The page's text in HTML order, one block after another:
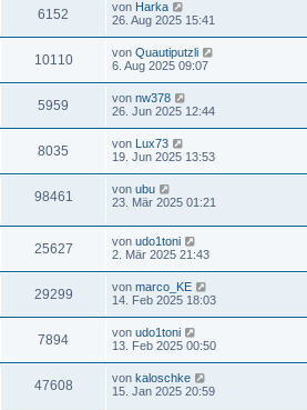
6152 von Harka
26. Aug 2025 15:41
10110 von Quautiputzli
6. Aug 2025 09:07
5959 von nw378
26. Jun 2025 12:44
8035 von Lux73
19. Jun 2025 13:53
98461 von ubu
23. Mär 2025 01:21
25627 von udo1toni
2. Mär 2025 21:43
29299 von marco_KE
14. Feb 2025 18:03
7894 von udo1toni
13. Feb 2025 00:50
47608 von kaloschke
15. Jan 2025 20:59